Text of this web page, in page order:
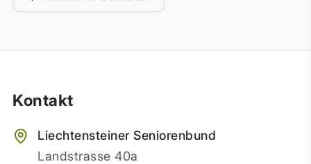
Kontakt
Liechtensteiner Seniorenbund
Landstrasse 40a